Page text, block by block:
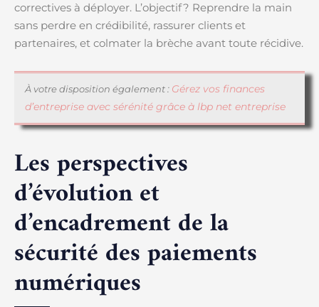
correctives à déployer. L’objectif ? Reprendre la main
sans perdre en crédibilité, rassurer clients et
partenaires, et colmater la brèche avant toute récidive.
À votre disposition également : Gérez vos finances
d’entreprise avec sérénité grâce à lbp net entreprise
Les perspectives
d’évolution et
d’encadrement de la
sécurité des paiements
numériques